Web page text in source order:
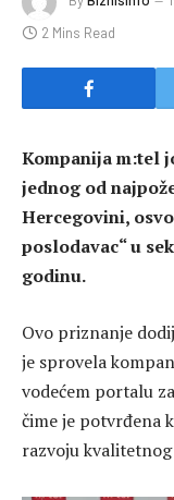
2 Mins Read
Kompanija m:tel
jednog od
Hercegovini,
poslodavac“ u
godinu.
Ovo priznanje
je sprovela
vodećem portalu
čime je potvrđena
razvoju